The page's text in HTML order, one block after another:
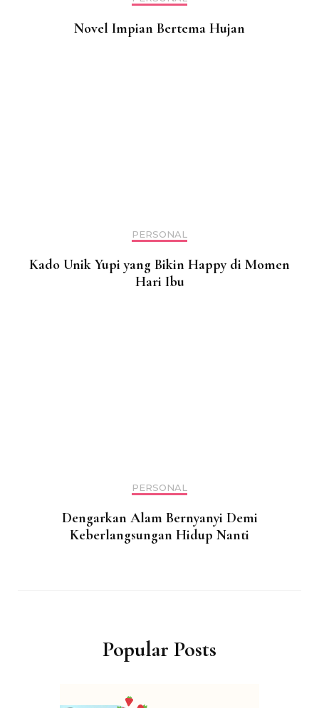
Novel Impian Bertema Hujan
PERSONAL
Kado Unik Yupi yang Bikin Happy di Momen
Hari Ibu
PERSONAL
Dengarkan Alam Bernyanyi Demi
Keberlangsungan Hidup Nanti
Popular Posts